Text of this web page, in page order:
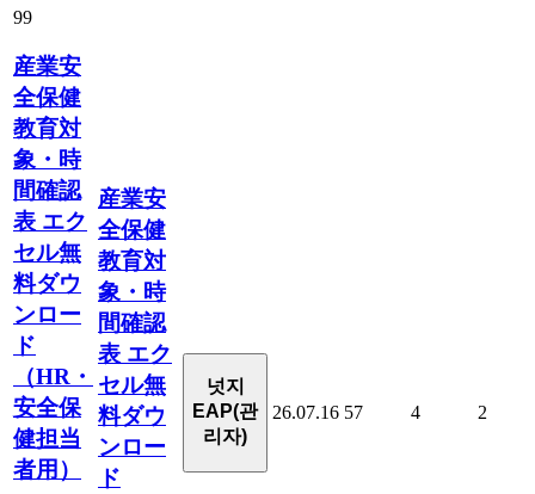
99
産業安
全保健
教育対
象・時
間確認
表 エク
セル無
料ダウ
ンロー
ド
（HR・
安全保
健担当
者用）
産業安
全保健
教育対
象・時
間確認
表 エク
セル無
料ダウ
ンロー
ド
넛지
EAP(관
리자)
26.07.16 57 4 2